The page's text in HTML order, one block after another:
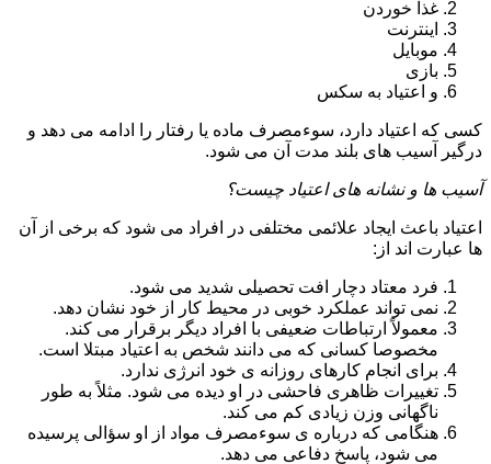
غذا خوردن
اینترنت
موبایل
بازی
و اعتیاد به سکس
کسی که اعتیاد دارد، سوءمصرف ماده یا رفتار را ادامه می دهد و
درگیر آسیب های بلند مدت آن می شود.
آسیب ها و نشانه های اعتیاد چیست؟
اعتیاد باعث ایجاد علائمی مختلفی در افراد می شود که برخی از آن
ها عبارت اند از:
فرد معتاد دچار افت تحصیلی شدید می شود.
نمی تواند عملکرد خوبی در محیط کار از خود نشان دهد.
معمولاً ارتباطات ضعیفی با افراد دیگر برقرار می کند.
مخصوصا کسانی که می دانند شخص به اعتیاد مبتلا است.
برای انجام کارهای روزانه ی خود انرژی ندارد.
تغییرات ظاهری فاحشی در او دیده می شود. مثلاً به طور
ناگهانی وزن زیادی کم می کند.
هنگامی که درباره ی سوءمصرف مواد از او سؤالی پرسیده
می شود، پاسخ دفاعی می دهد.